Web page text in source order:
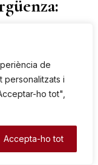
de
personalitzats i
ho tot",
Accepta-ho tot
que